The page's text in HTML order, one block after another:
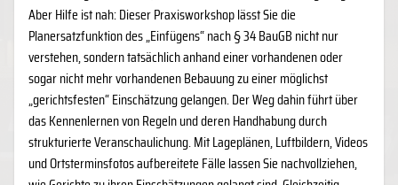
Aber Hilfe ist nah: Dieser Praxisworkshop lässt Sie die
Planersatzfunktion des „Einfügens“ nach § 34 BauGB nicht nur
verstehen, sondern tatsächlich anhand einer vorhandenen oder
sogar nicht mehr vorhandenen Bebauung zu einer möglichst
„gerichtsfesten“ Einschätzung gelangen. Der Weg dahin führt über
das Kennenlernen von Regeln und deren Handhabung durch
strukturierte Veranschaulichung. Mit Lageplänen, Luftbildern, Videos
und Ortsterminsfotos aufbereitete Fälle lassen Sie nachvollziehen,